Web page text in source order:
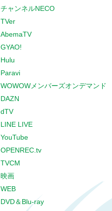
チャンネルNECO
TVer
AbemaTV
GYAO!
Hulu
Paravi
WOWOWメンバーズオンデマンド
DAZN
dTV
LINE LIVE
YouTube
OPENREC.tv
TVCM
映画
WEB
DVD＆Blu-ray